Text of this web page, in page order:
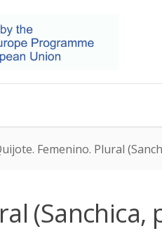
Femenino. Plural
(Sanchica,